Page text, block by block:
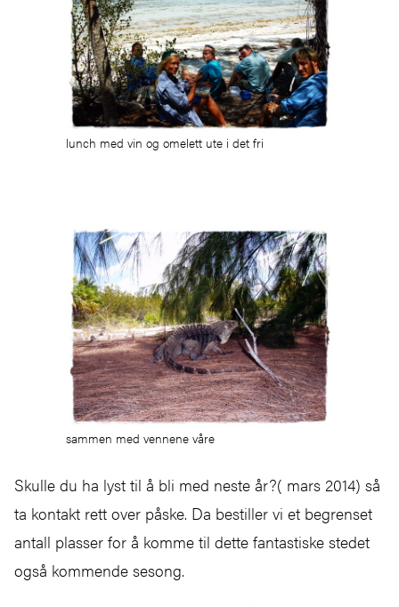
lunch med vin og omelett ute i det fri
sammen med vennene våre
Skulle du ha lyst til å bli med neste år?( mars 2014) så
ta kontakt rett over påske. Da bestiller vi et begrenset
antall plasser for å komme til dette fantastiske stedet
også kommende sesong.